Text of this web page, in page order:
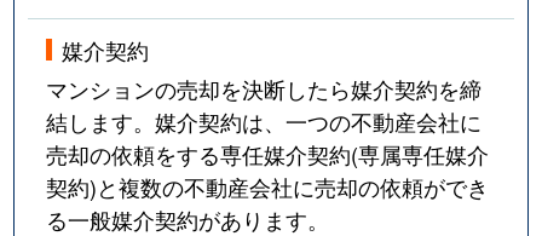
媒介契約
マンションの売却を決断したら媒介契約を締
結します。媒介契約は、一つの不動産会社に
売却の依頼をする専任媒介契約(専属専任媒介
契約)と複数の不動産会社に売却の依頼ができ
る一般媒介契約があります。